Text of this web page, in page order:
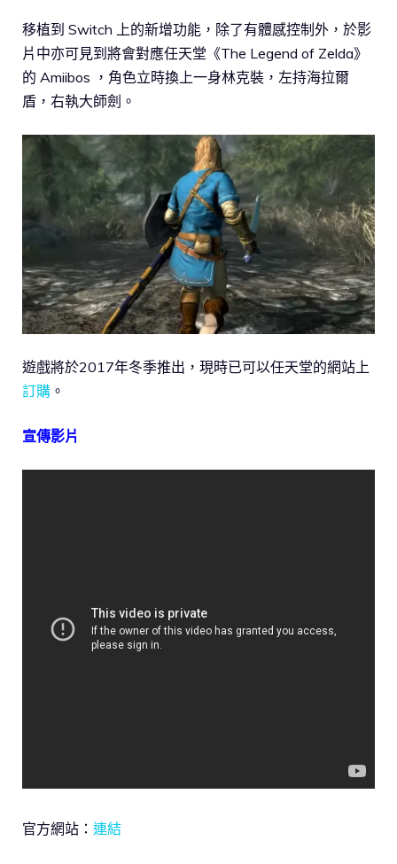
移植到 Switch 上的新增功能，除了有體感控制外，於影
片中亦可見到將會對應任天堂《The Legend of Zelda》
的 Amiibos ，角色立時換上一身林克裝，左持海拉爾
盾，右執大師劍。
遊戲將於2017年冬季推出，現時已可以任天堂的網站上
訂購 。
宣傳影片
官方網站： 連結